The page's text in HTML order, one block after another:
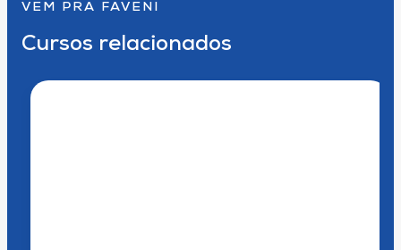
VEM PRA FAVENI
Cursos relacionados